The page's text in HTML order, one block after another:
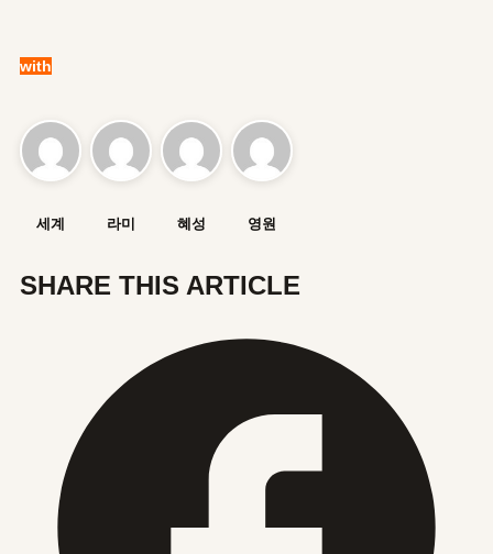
with
세계 라미 혜성 영원
SHARE THIS ARTICLE